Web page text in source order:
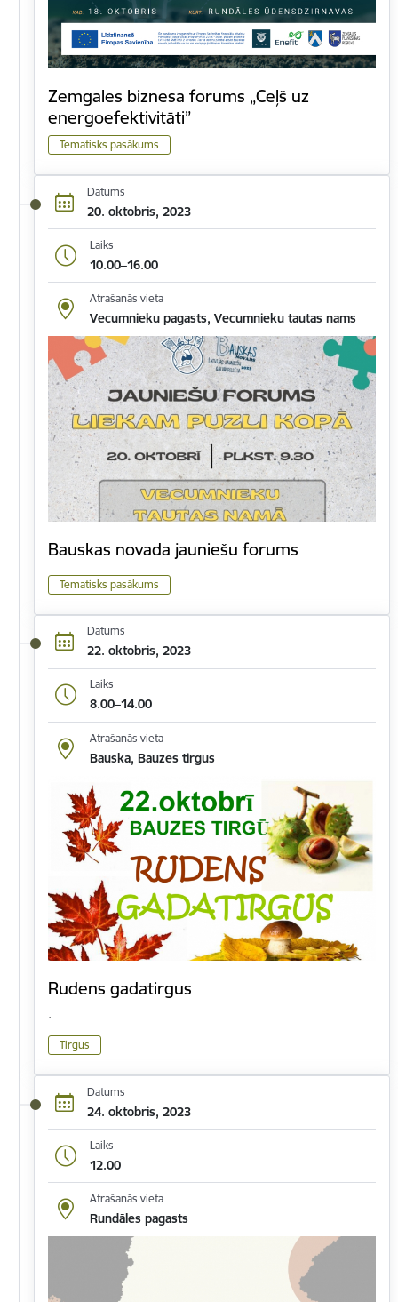
Zemgales biznesa forums „Ceļš uz
energoefektivitāti”
Tematisks pasākums
Datums
20. oktobris, 2023
Laiks
10.00–16.00
Atrašanās vieta
Vecumnieku pagasts, Vecumnieku tautas nams
Bauskas novada jauniešu forums
Tematisks pasākums
Datums
22. oktobris, 2023
Laiks
8.00–14.00
Atrašanās vieta
Bauska, Bauzes tirgus
Rudens gadatirgus
.
Tirgus
Datums
24. oktobris, 2023
Laiks
12.00
Atrašanās vieta
Rundāles pagasts